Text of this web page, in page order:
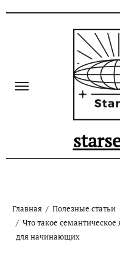
Главная
Полезные статьи
Что такое семантическое
для начинающих